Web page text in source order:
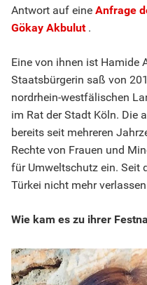
Antwort auf eine Anfrage
Gökay Akbulut.
Eine von ihnen ist Hamide
Staatsbürgerin saß von
nordrhein-westfälischen
im Rat der Stadt Köln. Die
bereits seit mehreren
Rechte von Frauen und
für Umweltschutz ein. Seit
Türkei nicht mehr
Wie kam es zu ihrer